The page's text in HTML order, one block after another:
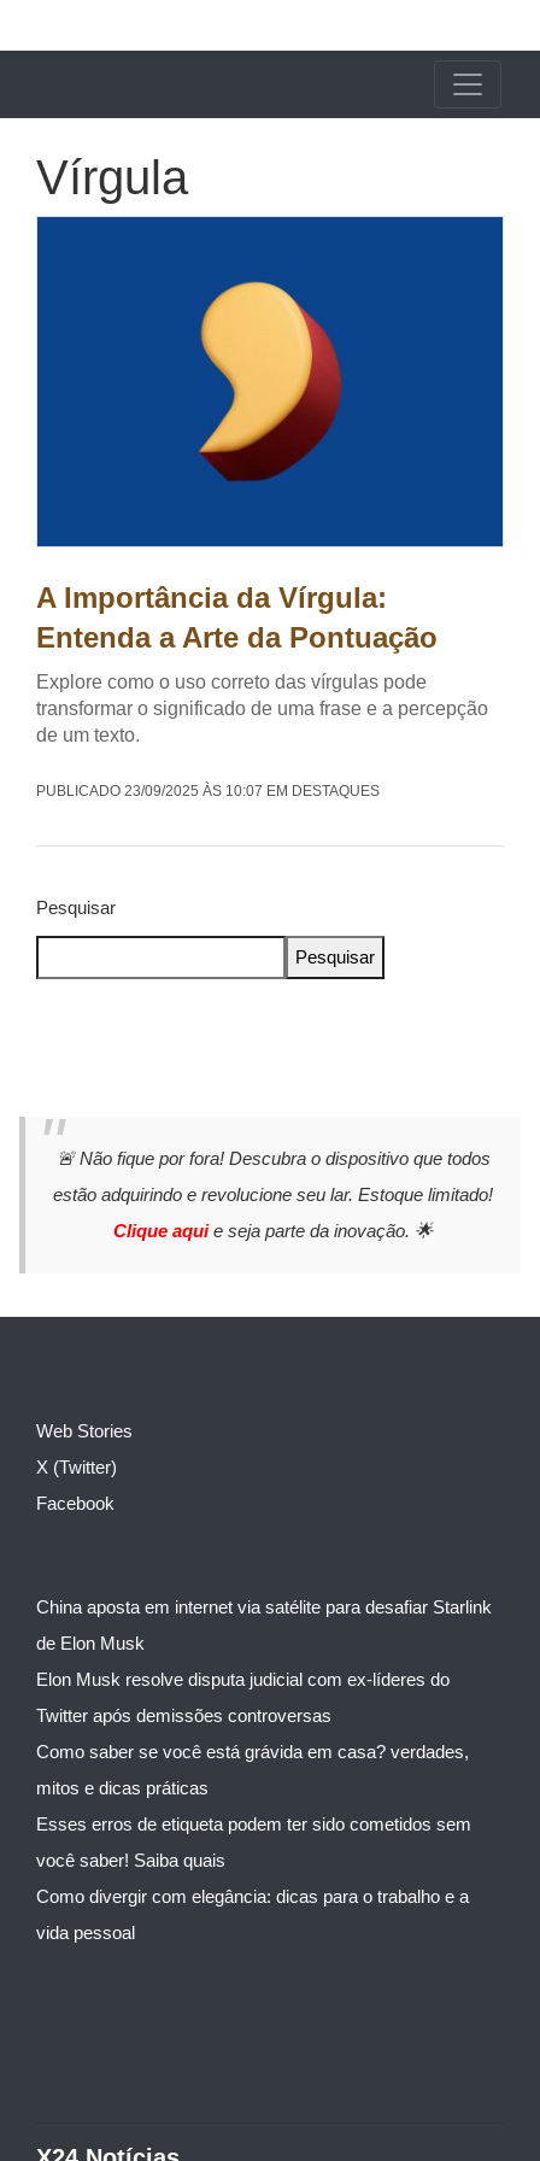
Vírgula
A Importância da Vírgula:
Entenda a Arte da Pontuação
Explore como o uso correto das vírgulas pode
transformar o significado de uma frase e a percepção
de um texto.
PUBLICADO 23/09/2025 ÀS 10:07 EM DESTAQUES
Pesquisar
Pesquisar
🚨 Não fique por fora! Descubra o dispositivo que todos
estão adquirindo e revolucione seu lar. Estoque limitado!
Clique aquie seja parte da inovação. 🌟
Web Stories
X (Twitter)
Facebook
China aposta em internet via satélite para desafiar Starlink
de Elon Musk
Elon Musk resolve disputa judicial com ex-líderes do
Twitter após demissões controversas
Como saber se você está grávida em casa? verdades,
mitos e dicas práticas
Esses erros de etiqueta podem ter sido cometidos sem
você saber! Saiba quais
Como divergir com elegância: dicas para o trabalho e a
vida pessoal